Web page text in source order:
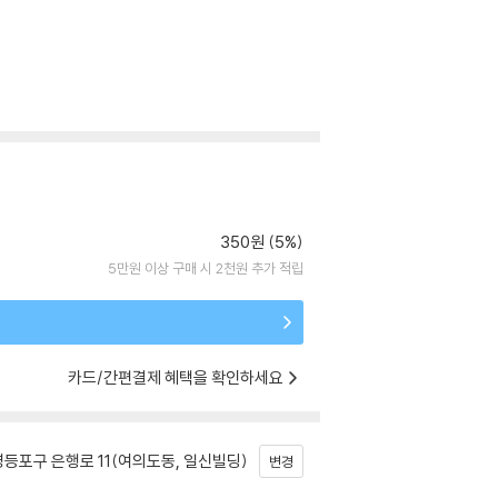
350원 (5%)
5만원 이상 구매 시 2천원 추가 적립
카드/간편결제 혜택을 확인하세요
포구 은행로 11(여의도동, 일신빌딩) 변경